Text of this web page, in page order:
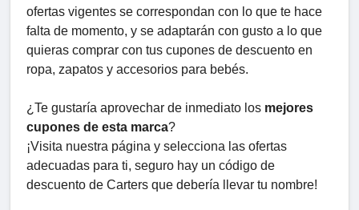
ofertas vigentes se correspondan con lo que te hace
falta de momento, y se adaptarán con gusto a lo que
quieras comprar con tus cupones de descuento en
ropa, zapatos y accesorios para bebés.
¿Te gustaría aprovechar de inmediato los mejores
cupones de esta marca?
¡Visita nuestra página y selecciona las ofertas
adecuadas para ti, seguro hay un código de
descuento de Carters que debería llevar tu nombre!